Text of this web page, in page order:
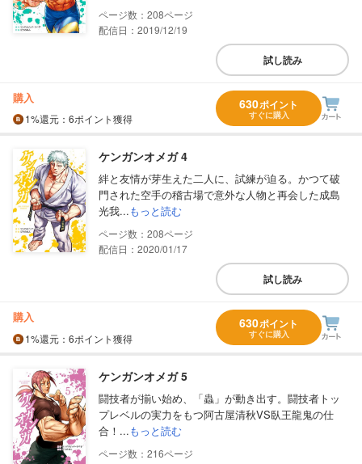
208
配信日：2019/12/19
試し読み
購入
1%還元 ：6ポイント獲得
630ポイント
すぐに購入
ケンガンオメガ 4
絆と友情が芽生えた二人に、試練が迫る。かつて破
門された空手の稽古場で意外な人物と再会した成島
光我...もっと読む
208
配信日：2020/01/17
試し読み
購入
1%還元 ：6ポイント獲得
630ポイント
すぐに購入
ケンガンオメガ 5
闘技者が揃い始め、「蟲」が動き出す。闘技者トッ
プレベルの実力をもつ阿古屋清秋VS臥王龍鬼の仕
合！...もっと読む
216